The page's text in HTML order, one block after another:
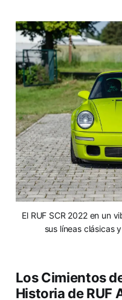
El RUF SCR 2022 en un
sus líneas clásicas
Los Cimientos
Historia de RUF